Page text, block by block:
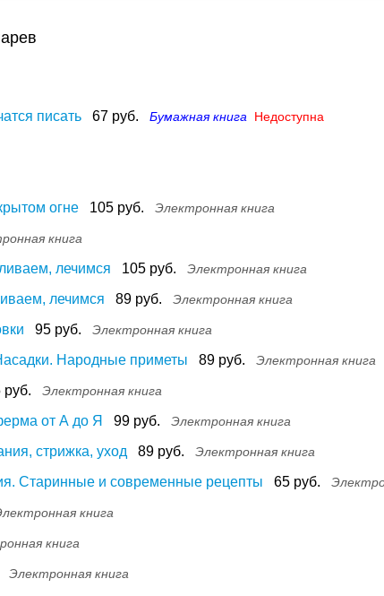
писать 67 руб. Бумажная книга Недоступна
огне 105 руб. Электронная книга
книга
лечимся 105 руб. Электронная книга
лечимся 89 руб. Электронная книга
95 руб. Электронная книга
Народные приметы 89 руб. Электронная книга
руб. Электронная книга
от А до Я 99 руб. Электронная книга
стрижка, уход 89 руб. Электронная книга
Старинные и современные рецепты 65 руб.
книга
книга
Электронная книга